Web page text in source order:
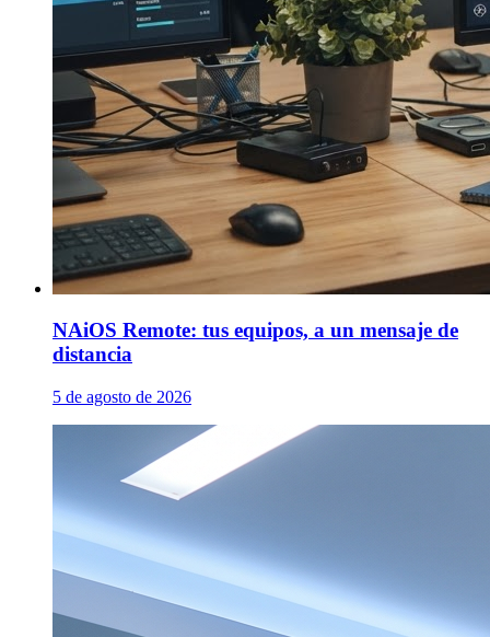
NAiOS Remote: tus equipos, a un mensaje de
distancia
5 de agosto de 2026